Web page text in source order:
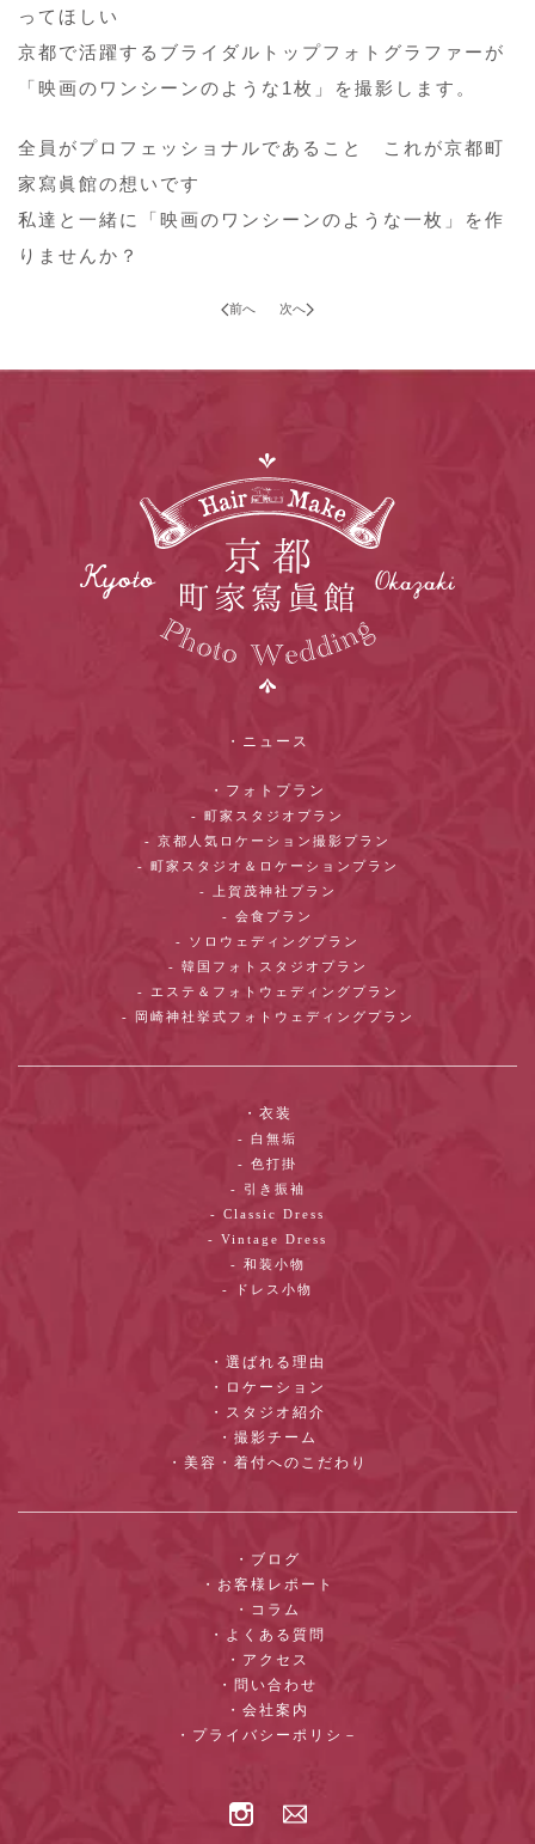
ってほしい
京都で活躍するブライダルトップフォトグラファーが
「映画のワンシーンのような1枚」を撮影します。
全員がプロフェッショナルであること これが京都町
家寫眞館の想いです
私達と一緒に「映画のワンシーンのような一枚」を作
りませんか？
前へ 次へ
・ニュース
・フォトプラン
- 町家スタジオプラン
- 京都人気ロケーション撮影プラン
- 町家スタジオ＆ロケーションプラン
- 上賀茂神社プラン
- 会食プラン
- ソロウェディングプラン
- 韓国フォトスタジオプラン
- エステ＆フォトウェディングプラン
- 岡崎神社挙式フォトウェディングプラン
・衣装
- 白無垢
- 色打掛
- 引き振袖
- Classic Dress
- Vintage Dress
- 和装小物
- ドレス小物
・選ばれる理由
・ロケーション
・スタジオ紹介
・撮影チーム
・美容・着付へのこだわり
・ブログ
・お客様レポート
・コラム
・よくある質問
・アクセス
・問い合わせ
・会社案内
・プライバシーポリシ－